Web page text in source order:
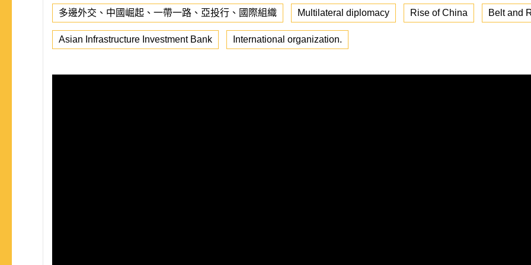
多邊外交、中國崛起、一帶一路、亞投行、國際組織 Multilateral diplomacy Rise of China Belt and
Asian Infrastructure Investment Bank International organization.